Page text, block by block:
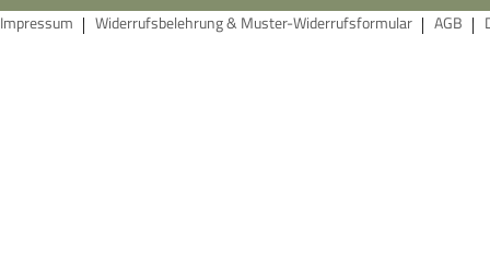
Impressum Widerrufsbelehrung & Muster-Widerrufsformular AGB